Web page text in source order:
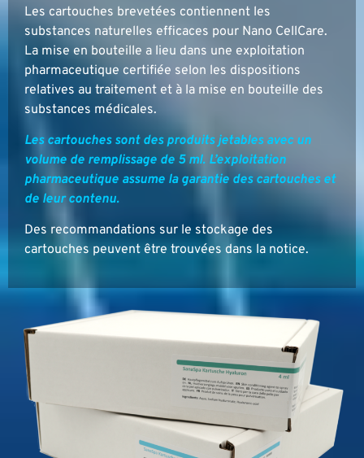
Les cartouches brevetées contiennent les
substances naturelles efficaces pour Nano CellCare.
La mise en bouteille a lieu dans une exploitation
pharmaceutique certifiée selon les dispositions
relatives au traitement et à la mise en bouteille des
substances médicales.
Les cartouches sont des produits jetables avec un
volume de remplissage de 5 ml. L’exploitation
pharmaceutique assume la garantie des cartouches et
de leur contenu.
Des recommandations sur le stockage des
cartouches peuvent être trouvées dans la notice.